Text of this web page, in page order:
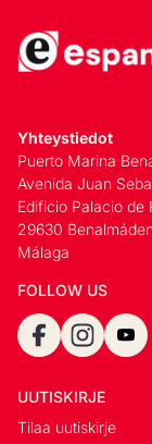
Yhteystiedot
Puerto Marina
Avenida Juan
Edificio Palacio de
29630
Málaga
FOLLOW US
UUTISKIRJE
Tilaa uutiskirje